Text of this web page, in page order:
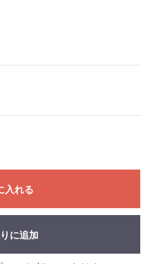
入れる
に追加